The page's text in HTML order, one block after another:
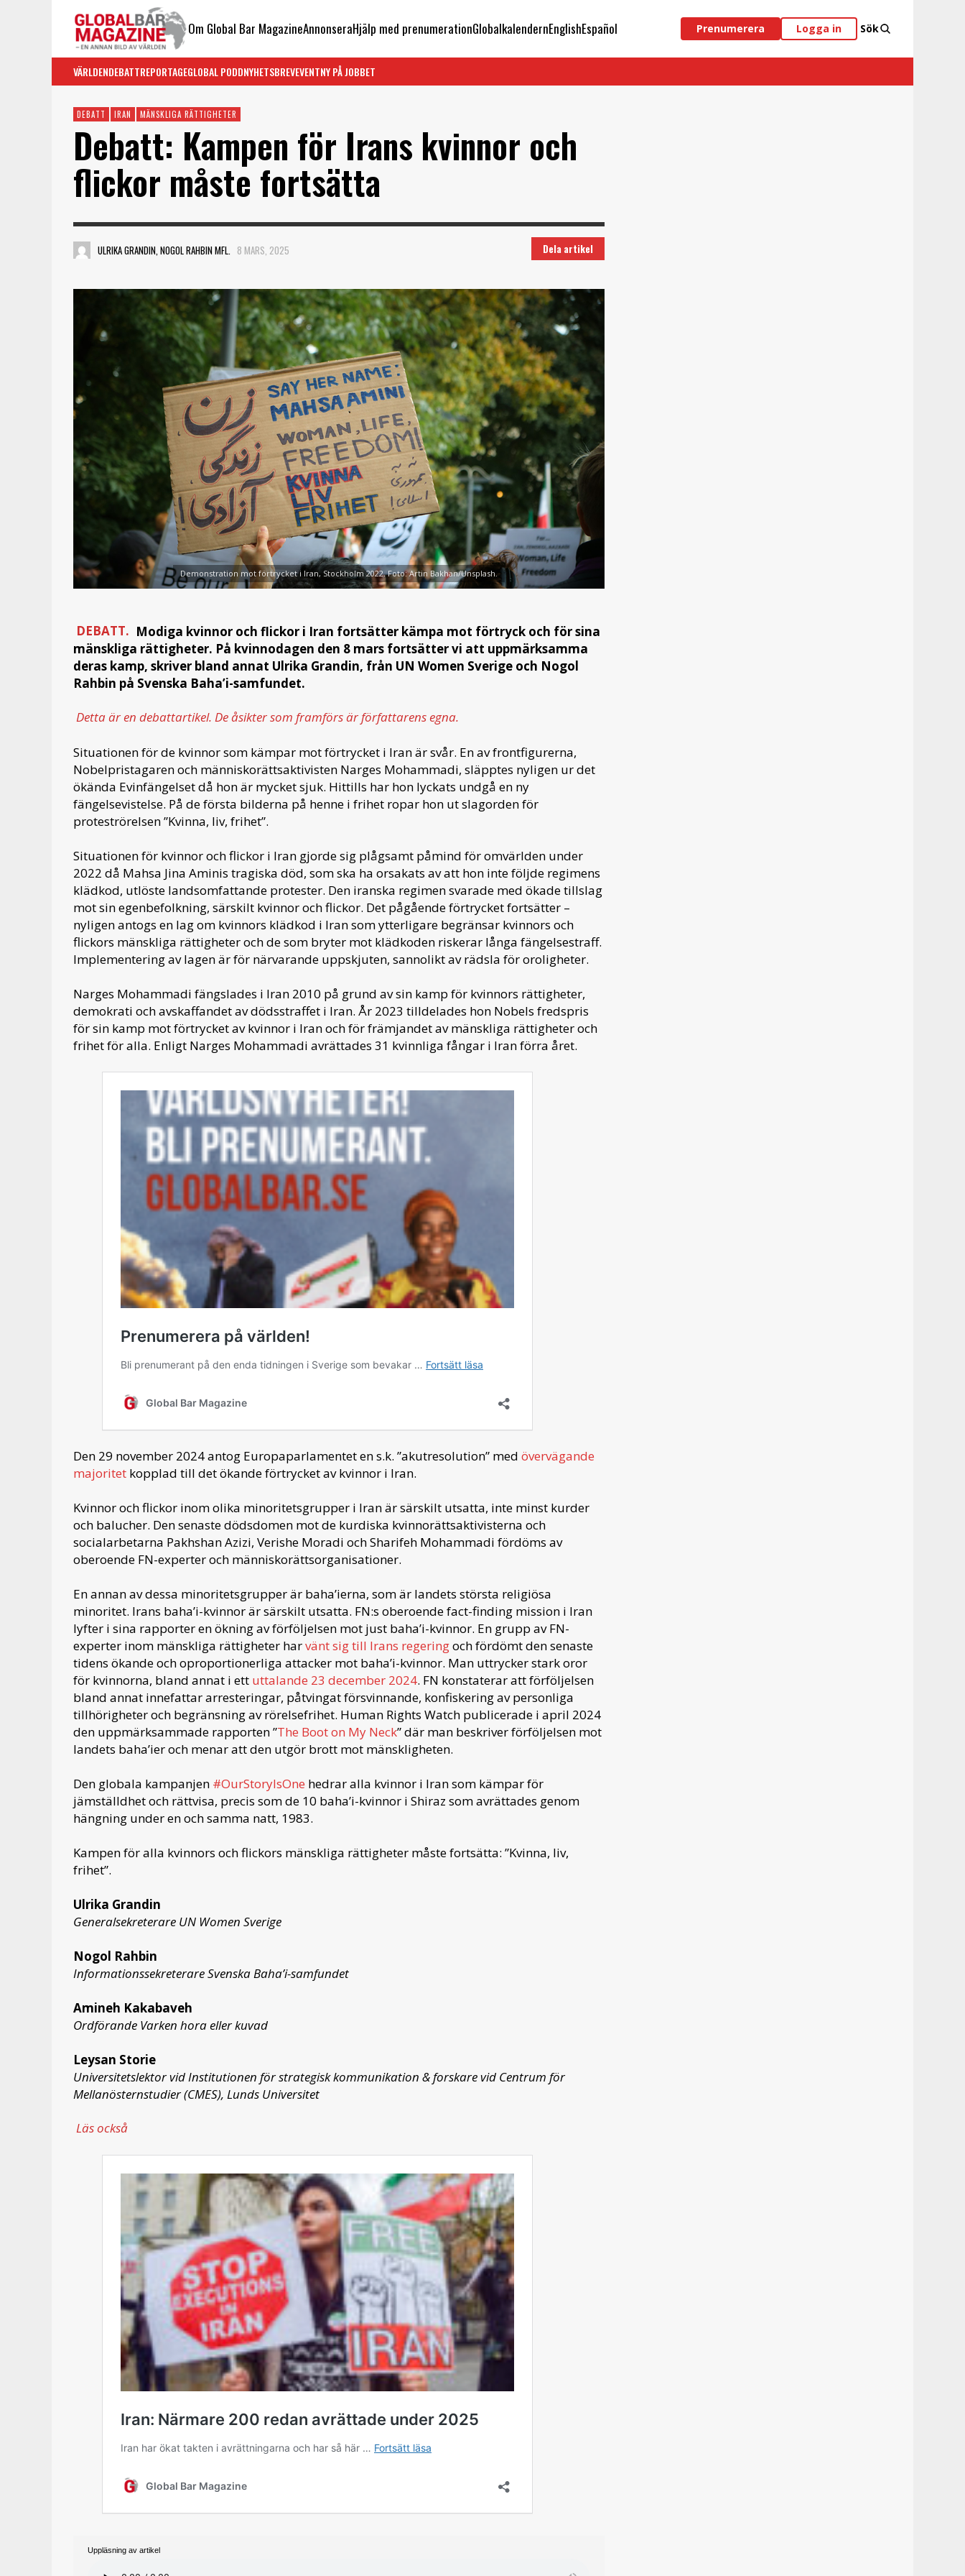
Om Global Bar MagazineAnnonseraHjälp med prenumerationGlobalkalendernEnglishEspañol Prenumerera Logga in Sök
VÄRLDENDEBATTREPORTAGEGLOBAL PODDNYHETSBREVEVENTNY PÅ JOBBET
DEBATT IRAN MÄNSKLIGA RÄTTIGHETER
Debatt: Kampen för Irans kvinnor och
flickor måste fortsätta
ULRIKA GRANDIN, NOGOL RAHBIN MFL. 8 MARS, 2025 Dela artikel
Demonstration mot förtrycket i Iran, Stockholm 2022. Foto: Artin Bakhan/Unsplash.
DEBATT. Modiga kvinnor och flickor i Iran fortsätter kämpa mot förtryck och för sina
mänskliga rättigheter. På kvinnodagen den 8 mars fortsätter vi att uppmärksamma
deras kamp, skriver bland annat Ulrika Grandin, från UN Women Sverige och Nogol
Rahbin på Svenska Baha’i-samfundet.
Detta är en debattartikel. De åsikter som framförs är författarens egna.
Situationen för de kvinnor som kämpar mot förtrycket i Iran är svår. En av frontfigurerna,
Nobelpristagaren och människorättsaktivisten Narges Mohammadi, släpptes nyligen ur det
ökända Evinfängelset då hon är mycket sjuk. Hittills har hon lyckats undgå en ny
fängelsevistelse. På de första bilderna på henne i frihet ropar hon ut slagorden för
proteströrelsen ”Kvinna, liv, frihet”.
Situationen för kvinnor och flickor i Iran gjorde sig plågsamt påmind för omvärlden under
2022 då Mahsa Jina Aminis tragiska död, som ska ha orsakats av att hon inte följde regimens
klädkod, utlöste landsomfattande protester. Den iranska regimen svarade med ökade tillslag
mot sin egenbefolkning, särskilt kvinnor och flickor. Det pågående förtrycket fortsätter –
nyligen antogs en lag om kvinnors klädkod i Iran som ytterligare begränsar kvinnors och
flickors mänskliga rättigheter och de som bryter mot klädkoden riskerar långa fängelsestraff.
Implementering av lagen är för närvarande uppskjuten, sannolikt av rädsla för oroligheter.
Narges Mohammadi fängslades i Iran 2010 på grund av sin kamp för kvinnors rättigheter,
demokrati och avskaffandet av dödsstraffet i Iran. År 2023 tilldelades hon Nobels fredspris
för sin kamp mot förtrycket av kvinnor i Iran och för främjandet av mänskliga rättigheter och
frihet för alla. Enligt Narges Mohammadi avrättades 31 kvinnliga fångar i Iran förra året.
Den 29 november 2024 antog Europaparlamentet en s.k. ”akutresolution” med övervägande
majoritet kopplad till det ökande förtrycket av kvinnor i Iran.
Kvinnor och flickor inom olika minoritetsgrupper i Iran är särskilt utsatta, inte minst kurder
och balucher. Den senaste dödsdomen mot de kurdiska kvinnorättsaktivisterna och
socialarbetarna Pakhshan Azizi, Verishe Moradi och Sharifeh Mohammadi fördöms av
oberoende FN-experter och människorättsorganisationer.
En annan av dessa minoritetsgrupper är baha’ierna, som är landets största religiösa
minoritet. Irans baha’i-kvinnor är särskilt utsatta. FN:s oberoende fact-finding mission i Iran
lyfter i sina rapporter en ökning av förföljelsen mot just baha’i-kvinnor. En grupp av FN-
experter inom mänskliga rättigheter harvänt sig till Irans regeringoch fördömt den senaste
tidens ökande och oproportionerliga attacker mot baha’i-kvinnor. Man uttrycker stark oror
för kvinnorna, bland annat i ett uttalande 23 december 2024. FN konstaterar att förföljelsen
bland annat innefattar arresteringar, påtvingat försvinnande, konfiskering av personliga
tillhörigheter och begränsning av rörelsefrihet. Human Rights Watch publicerade i april 2024
den uppmärksammade rapporten ”The Boot on My Neck” där man beskriver förföljelsen mot
landets baha’ier och menar att den utgör brott mot mänskligheten.
Den globala kampanjen #OurStoryIsOne hedrar alla kvinnor i Iran som kämpar för
jämställdhet och rättvisa, precis som de 10 baha’i-kvinnor i Shiraz som avrättades genom
hängning under en och samma natt, 1983.
Kampen för alla kvinnors och flickors mänskliga rättigheter måste fortsätta: ”Kvinna, liv,
frihet”.
Ulrika Grandin
Generalsekreterare UN Women Sverige
Nogol Rahbin
Informationssekreterare Svenska Baha’i-samfundet
Amineh Kakabaveh
Ordförande Varken hora eller kuvad
Leysan Storie
Universitetslektor vid Institutionen för strategisk kommunikation & forskare vid Centrum för
Mellanösternstudier (CMES), Lunds Universitet
Läs också
Uppläsning av artikel